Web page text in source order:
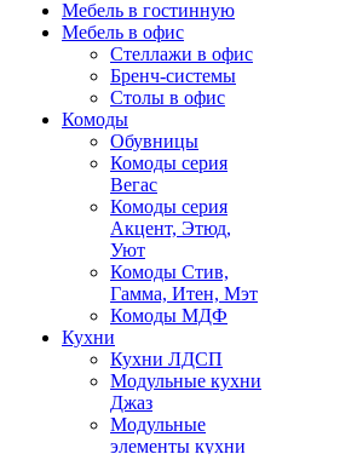
Мебель в гостинную
Мебель в офис
Стеллажи в офис
Бренч-системы
Столы в офис
Комоды
Обувницы
Комоды серия
Вегас
Комоды серия
Акцент, Этюд,
Уют
Комоды Стив,
Гамма, Итен, Мэт
Комоды МДФ
Кухни
Кухни ЛДСП
Модульные кухни
Джаз
Модульные
элементы кухни